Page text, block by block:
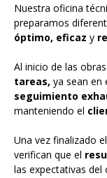
Nuestra oficina
preparamos
óptimo, eficaz y
Al inicio de las
tareas, ya sean en
seguimiento
manteniendo el
Una vez finalizado
verifican que el
las expectativas del